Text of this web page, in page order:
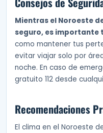
Mientras el Noroeste
seguro, es importante
como mantener tus
evitar viajar solo por
noche. En caso de
gratuito 112 desde
Recomendaciones
El clima en el Noroeste